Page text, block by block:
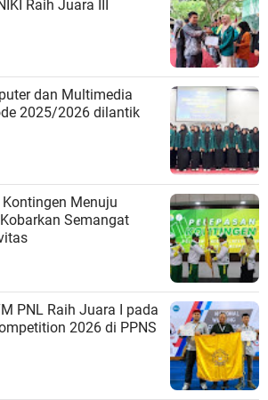
Raih Juara III
dan Multimedia
Periode 2025/2026 dilantik
Menuju
Semangat
PNL Raih Juara I pada
2026 di PPNS